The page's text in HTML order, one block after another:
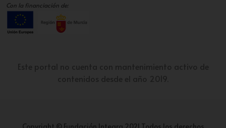
Con la financiación de: